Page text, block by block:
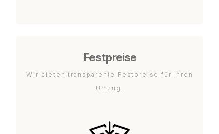
Festpreise
Wir bieten transparente Festpreise für Ihren
Umzug.